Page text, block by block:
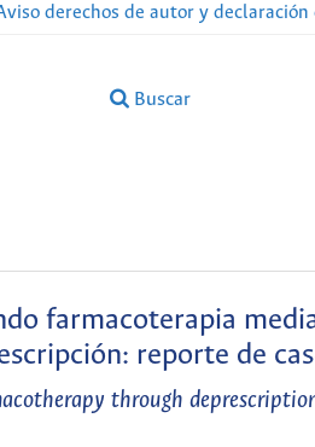
derechos de autor y
Buscar
farmacoterapia
reporte de
through